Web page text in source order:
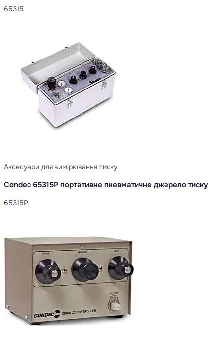
65315
Аксесуари для вимірювання тиску
Condec 65315P портативне пневматичне джерело тиску
65315P